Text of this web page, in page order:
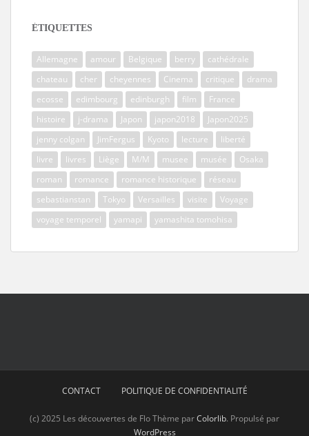
ÉTIQUETTES
Allemagne amour Belgique berry
cathédrale
chateau
cher cheyennes Cinema critique
drama
ecosse
edimbourg edinburgh film
France
histoire
j-drama Japon japon2018
Japon2025
jenny colgan
JimFergus Kyoto lecture
liberté
livre
livres Liège M/M musee musée
Osaka
roman
romance romance historique
réseau
sebastianstan
Tokyo Versailles visite
Voyage
voyage temporel
yamapi yamashita tomohisa
CONTACT POLITIQUE DE CONFIDENTIALITÉ
(c) 2025 Les découvertes de Flo Thème parColorlib. Propulsé par
WordPress